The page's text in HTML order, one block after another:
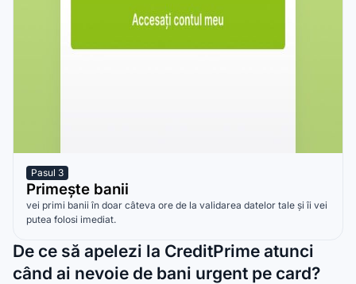
Pasul 3
Primește banii
vei primi banii în doar câteva ore de la validarea datelor tale și îi vei
putea folosi imediat.
De ce să apelezi la CreditPrime atunci
când ai nevoie de bani urgent pe card?